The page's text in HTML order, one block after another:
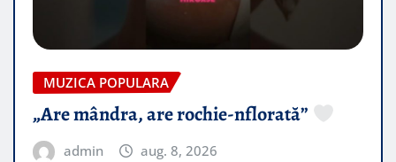
MUZICA POPULARA
„Are mândra, are rochie-nflorată”
admin aug. 8, 2026